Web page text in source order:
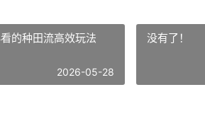
的种田流高效玩法
2026-05-28
没有了！